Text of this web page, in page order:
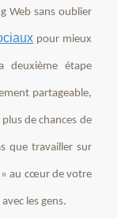
Web sans oublier
pour mieux
deuxième étape
partageable,
de chances de
que travailler sur
» au cœur de votre
les gens.